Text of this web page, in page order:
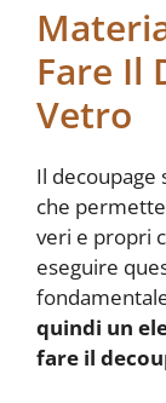
Fare Il
Vetro
Il decoupage
che
veri e propri
eseguire
quindi un
fare il